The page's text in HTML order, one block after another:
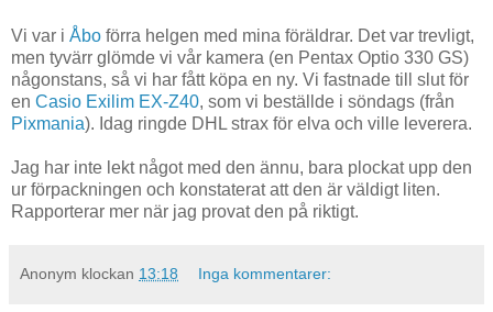
Vi var i Åbo förra helgen med mina föräldrar. Det var trevligt,
men tyvärr glömde vi vår kamera (en Pentax Optio 330 GS)
någonstans, så vi har fått köpa en ny. Vi fastnade till slut för
en Casio Exilim EX-Z40, som vi beställde i söndags (från
Pixmania). Idag ringde DHL strax för elva och ville leverera.
Jag har inte lekt något med den ännu, bara plockat upp den
ur förpackningen och konstaterat att den är väldigt liten.
Rapporterar mer när jag provat den på riktigt.
Anonym klockan 13:18 Inga kommentarer: